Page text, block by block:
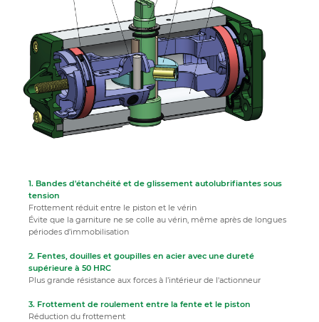
1. Bandes d'étanchéité et de glissement autolubrifiantes sous
tension
Frottement réduit entre le piston et le vérin
Évite que la garniture ne se colle au vérin, même après de longues
périodes d’immobilisation
2. Fentes, douilles et goupilles en acier avec une dureté
supérieure à 50 HRC
Plus grande résistance aux forces à l’intérieur de l'actionneur
3. Frottement de roulement entre la fente et le piston
Réduction du frottement